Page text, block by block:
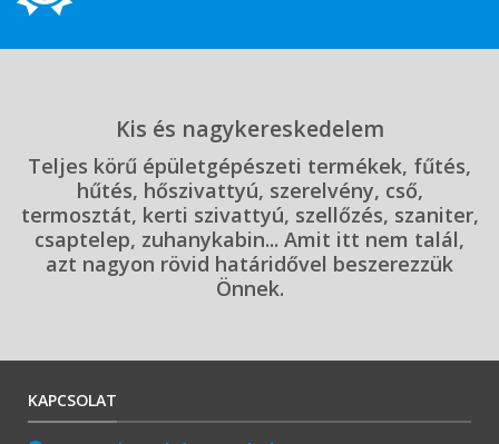
Kis és nagykereskedelem
Teljes körű épületgépészeti termékek, fűtés,
hűtés, hőszivattyú, szerelvény, cső,
termosztát, kerti szivattyú, szellőzés, szaniter,
csaptelep, zuhanykabin... Amit itt nem talál,
azt nagyon rövid határidővel beszerezzük
Önnek.
KAPCSOLAT